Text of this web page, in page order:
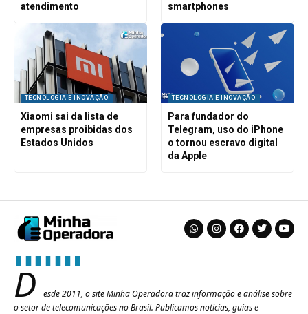
atendimento
smartphones
TECNOLOGIA E INOVAÇÃO
Xiaomi sai da lista de
empresas proibidas dos
Estados Unidos
TECNOLOGIA E INOVAÇÃO
Para fundador do
Telegram, uso do iPhone
o tornou escravo digital
da Apple
D
esde 2011, o site Minha Operadora traz informação e análise sobre
o setor de telecomunicações no Brasil. Publicamos notícias, guias e